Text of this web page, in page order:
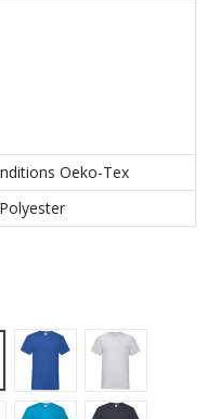
Oeko-Tex
Royal Blue Heather Grey